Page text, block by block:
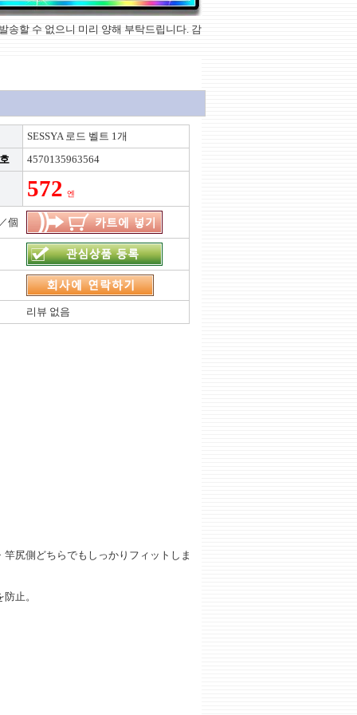
할 수 없으니 미리 양해 부탁드립니다. 감
SESSYA 로드 벨트 1개
4570135963564
572 엔
個
리뷰 없음
尻側どちらでもしっかりフィットしま
止。